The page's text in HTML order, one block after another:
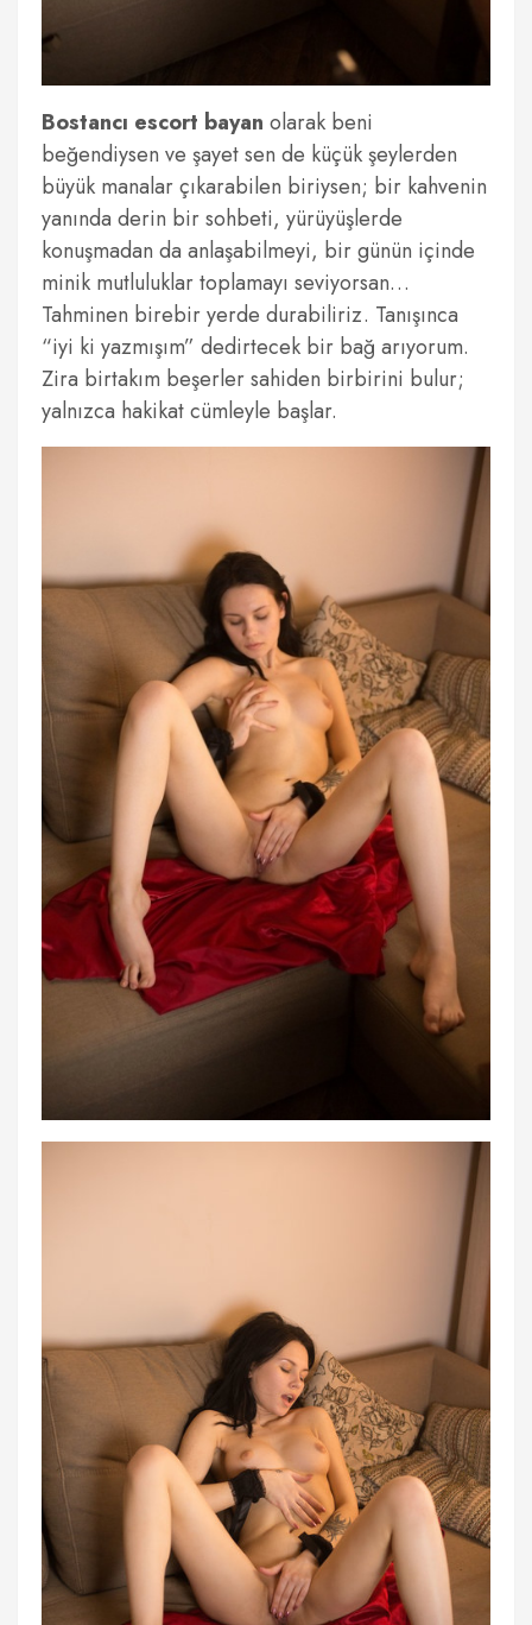
Bostancı escort bayan olarak beni
beğendiysen ve şayet sen de küçük şeylerden
büyük manalar çıkarabilen biriysen; bir kahvenin
yanında derin bir sohbeti, yürüyüşlerde
konuşmadan da anlaşabilmeyi, bir günün içinde
minik mutluluklar toplamayı seviyorsan…
Tahminen birebir yerde durabiliriz. Tanışınca
“iyi ki yazmışım” dedirtecek bir bağ arıyorum.
Zira birtakım beşerler sahiden birbirini bulur;
yalnızca hakikat cümleyle başlar.